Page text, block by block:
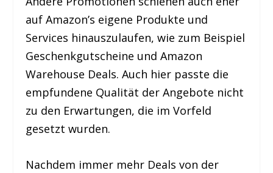
auf Amazon’s eigene Produkte und
Services hinauszulaufen, wie zum Beispiel
Geschenkgutscheine und Amazon
Warehouse Deals. Auch hier passte die
empfundene Qualität der Angebote nicht
zu den Erwartungen, die im Vorfeld
gesetzt wurden.
Nachdem immer mehr Deals von der